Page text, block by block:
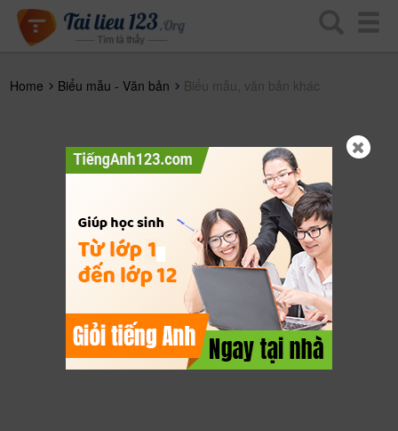
Home Biểu mẫu - Văn bản Biểu mẫu, văn bản khác